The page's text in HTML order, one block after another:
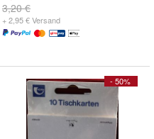
3,20 €
+ 2,95 € Versand
- 50%